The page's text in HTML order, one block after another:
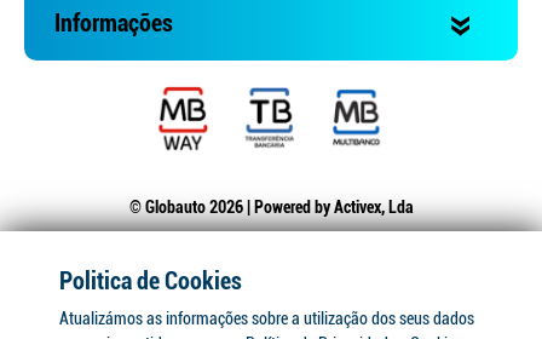
Informações
© Globauto 2026 | Powered byActivex, Lda
Politica de Cookies
Atualizámos as informações sobre a utilização dos seus dados